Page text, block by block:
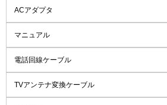
ACアダプタ
マニュアル
電話回線ケーブル
TVアンテナ変換ケーブル